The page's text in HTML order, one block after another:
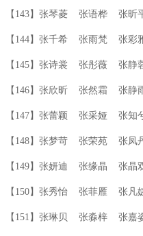
【143】张琴菱 张语桦 张
【144】张千希 张雨梵 张
【145】张诗裳 张彤薇 张
【146】张欣昕 张然霜 张
【147】张蕾颖 张采娅 张
【148】张梦苛 张荣苑 张
【149】张妍迪 张缘晶 张
【150】张秀怡 张菲雁 张
【151】张琳贝 张淼梓 张